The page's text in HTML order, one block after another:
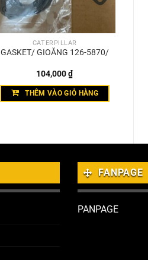
CATERPILLAR
GASKET/ GIOĂNG 126-5870/
104,000₫
THÊM VÀO GIỎ HÀNG
FANPAGE
PANPAGE